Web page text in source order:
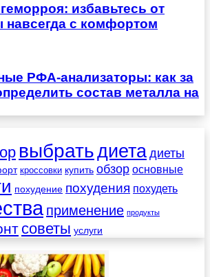
избавьтесь от
с комфортом
РФА-анализаторы: как за
состав металла на
выбратьдиета диеты
кроссовки купить обзор основные
похудение похудения похудеть
применение продукты
советы услуги